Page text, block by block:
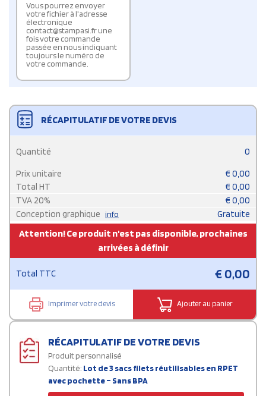
Vous pourrez envoyer
votre fichier à l'adresse
électronique
contact@stampasi.fr une
fois votre commande
passée en nous indiquant
toujours le numéro de
votre commande.
RÉCAPITULATIF DE VOTRE DEVIS
Quantité 0
Prix unitaire € 0,00
Total HT
€ 0,00
TVA 20% € 0,00
Conception graphique info Gratuite
Attention! Ce produit n'est pas disponible, prochaines
arrivées à définir
Total TTC €0,00
Imprimer votre devis Ajouter au panier
RÉCAPITULATIF DE VOTRE DEVIS
Produit personnalisé
Quantité: Lot de 3 sacs filets réutilisables en RPET
avec pochette – Sans BPA